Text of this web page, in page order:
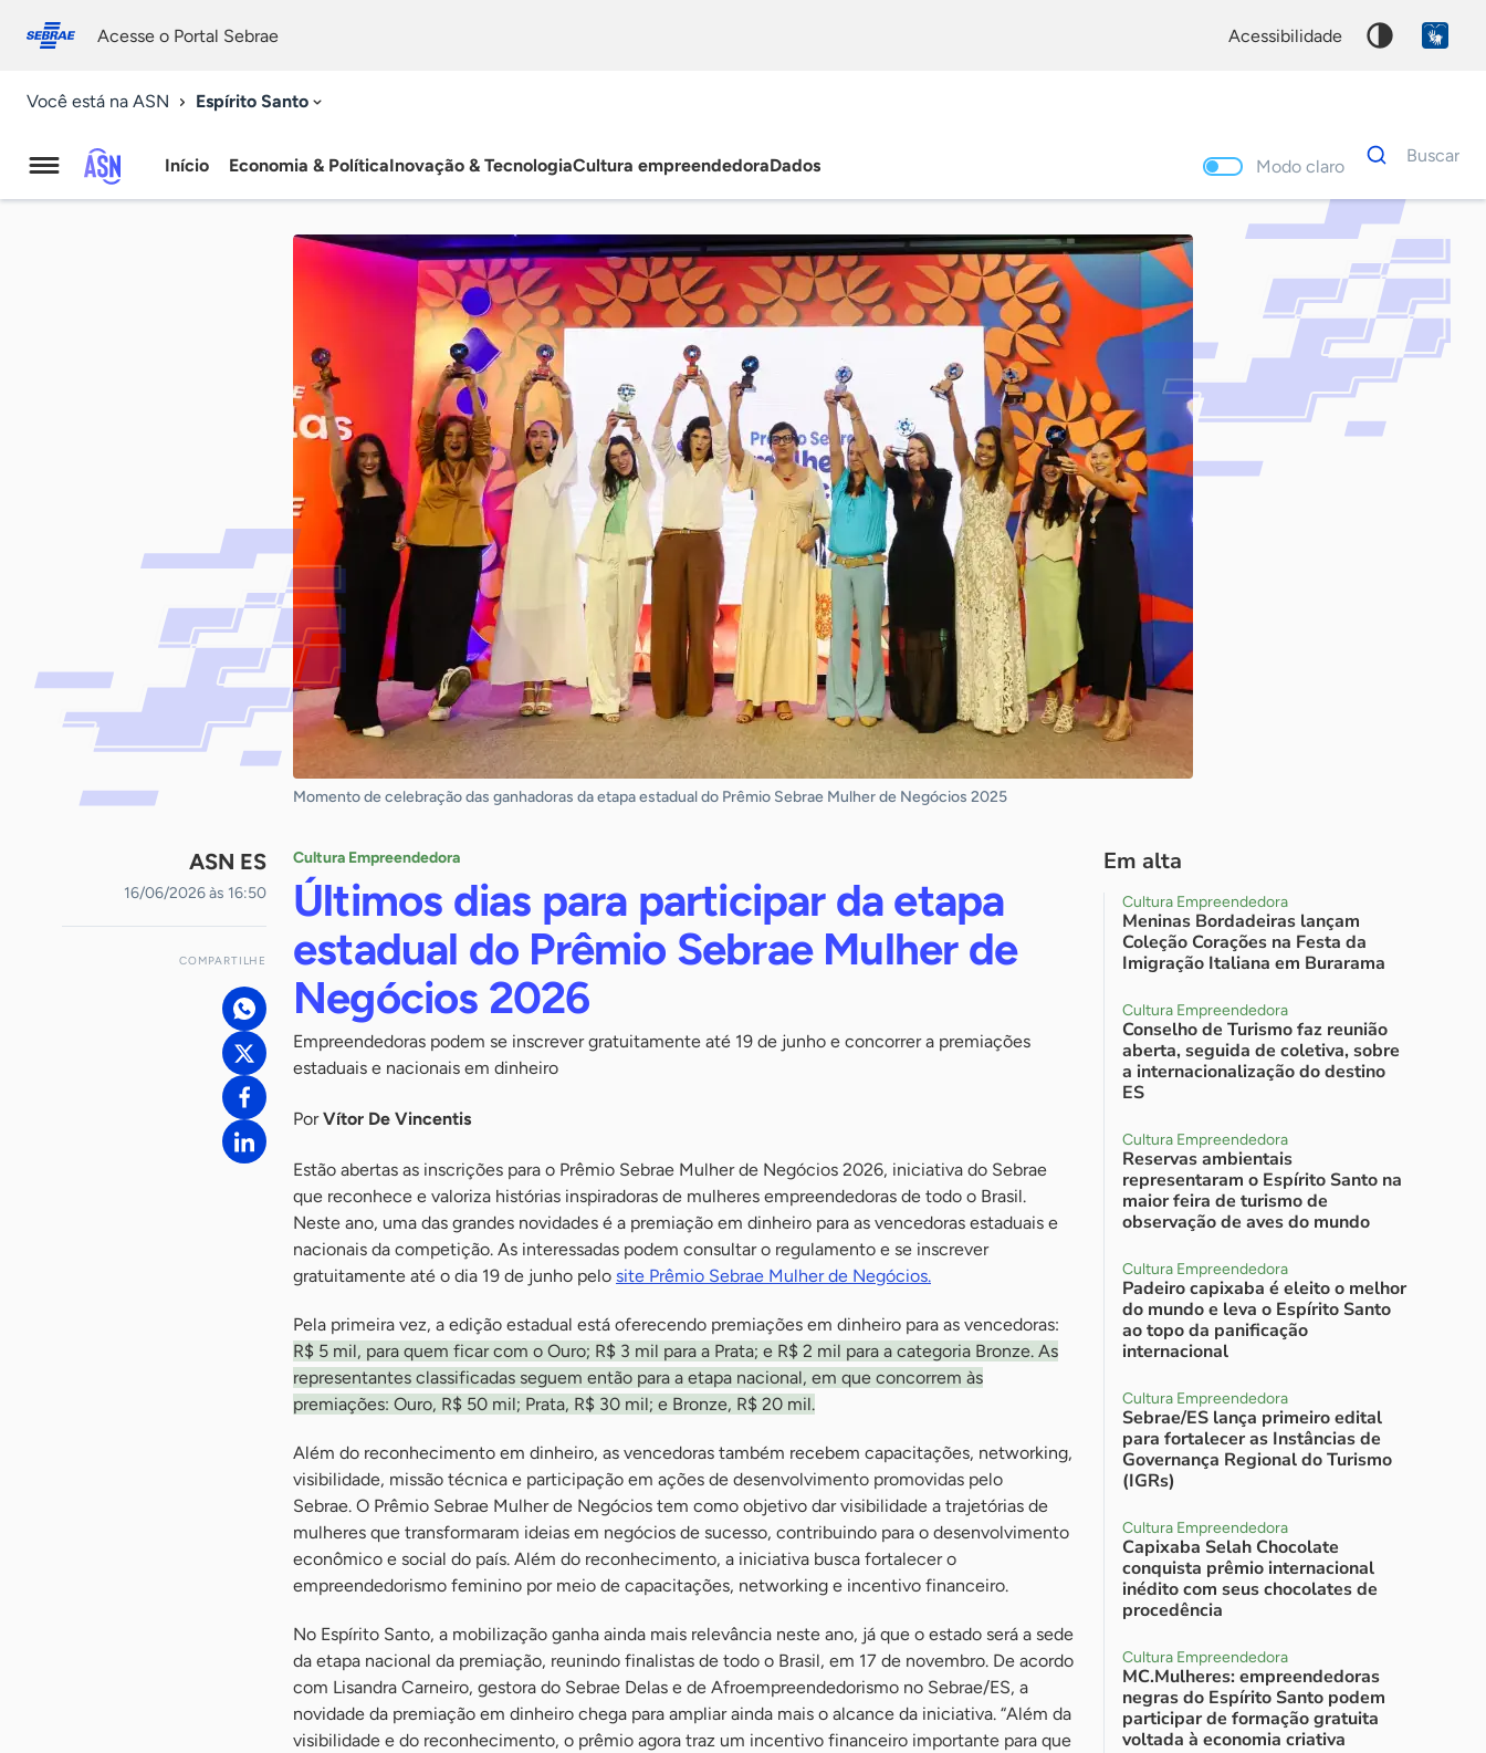
conosco
Acesse o Portal Sebrae acessibilidade
Você está na ASN Espírito Santo
Agência
Início Economia & PolíticaInovação & TecnologiaCultura empreendedoraDados Modo claro
Dados
para
Buscar
Palavra
chave
Momento de celebração das ganhadoras da etapa estadual do Prêmio Sebrae Mulher de Negócios 2025
ASN ES
16/06/2026 às 16:50
COMPARTILHE
Cultura Empreendedora
Últimos dias para participar da etapa
estadual do Prêmio Sebrae Mulher de
Negócios 2026
Empreendedoras podem se inscrever gratuitamente até 19 de junho e concorrer a premiações
estaduais e nacionais em dinheiro
PorVítor De Vincentis
Estão abertas as inscrições para o Prêmio Sebrae Mulher de Negócios 2026, iniciativa do Sebrae
que reconhece e valoriza histórias inspiradoras de mulheres empreendedoras de todo o Brasil.
Neste ano, uma das grandes novidades é a premiação em dinheiro para as vencedoras estaduais e
nacionais da competição. As interessadas podem consultar o regulamento e se inscrever
gratuitamente até o dia 19 de junho pelo site Prêmio Sebrae Mulher de Negócios.
Pela primeira vez, a edição estadual está oferecendo premiações em dinheiro para as vencedoras:
R$ 5 mil, para quem ficar com o Ouro; R$ 3 mil para a Prata; e R$ 2 mil para a categoria Bronze. As
representantes classificadas seguem então para a etapa nacional, em que concorrem às
premiações: Ouro, R$ 50 mil; Prata, R$ 30 mil; e Bronze, R$ 20 mil.
Além do reconhecimento em dinheiro, as vencedoras também recebem capacitações, networking,
visibilidade, missão técnica e participação em ações de desenvolvimento promovidas pelo
Sebrae. O Prêmio Sebrae Mulher de Negócios tem como objetivo dar visibilidade a trajetórias de
mulheres que transformaram ideias em negócios de sucesso, contribuindo para o desenvolvimento
econômico e social do país. Além do reconhecimento, a iniciativa busca fortalecer o
empreendedorismo feminino por meio de capacitações, networking e incentivo financeiro.
No Espírito Santo, a mobilização ganha ainda mais relevância neste ano, já que o estado será a sede
da etapa nacional da premiação, reunindo finalistas de todo o Brasil, em 17 de novembro. De acordo
com Lisandra Carneiro, gestora do Sebrae Delas e de Afroempreendedorismo no Sebrae/ES, a
novidade da premiação em dinheiro chega para ampliar ainda mais o alcance da iniciativa. “Além da
visibilidade e do reconhecimento, o prêmio agora traz um incentivo financeiro importante para que
Em alta
Cultura Empreendedora
Meninas Bordadeiras lançam
Coleção Corações na Festa da
Imigração Italiana em Burarama
Cultura Empreendedora
Conselho de Turismo faz reunião
aberta, seguida de coletiva, sobre
a internacionalização do destino
ES
Cultura Empreendedora
Reservas ambientais
representaram o Espírito Santo na
maior feira de turismo de
observação de aves do mundo
Cultura Empreendedora
Padeiro capixaba é eleito o melhor
do mundo e leva o Espírito Santo
ao topo da panificação
internacional
Cultura Empreendedora
Sebrae/ES lança primeiro edital
para fortalecer as Instâncias de
Governança Regional do Turismo
(IGRs)
Cultura Empreendedora
Capixaba Selah Chocolate
conquista prêmio internacional
inédito com seus chocolates de
procedência
Cultura Empreendedora
MC.Mulheres: empreendedoras
negras do Espírito Santo podem
participar de formação gratuita
voltada à economia criativa